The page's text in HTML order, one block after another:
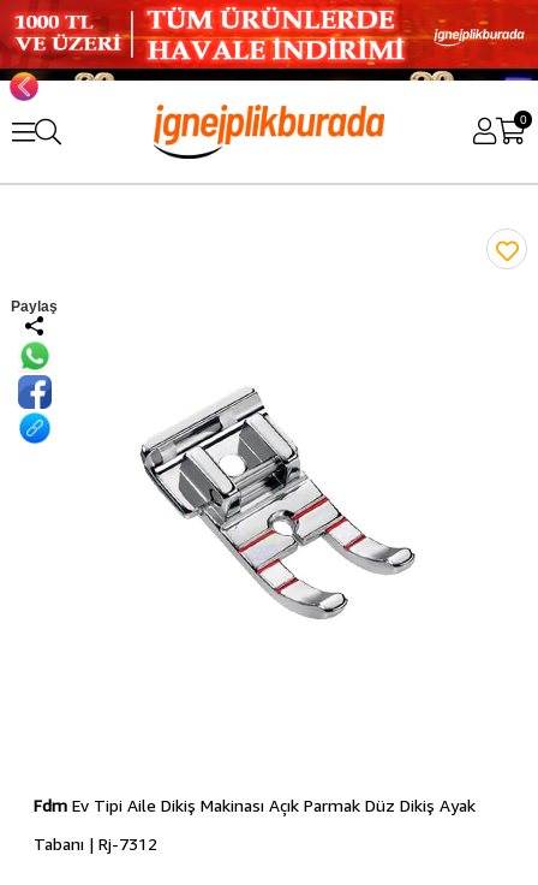
0
Paylaş
FdmEv Tipi Aile Dikiş Makinası Açık Parmak Düz Dikiş Ayak
Tabanı | Rj-7312